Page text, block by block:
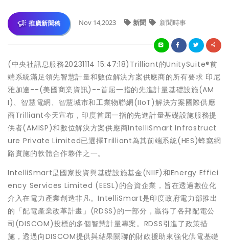
推廣新聞稿 Nov 14,2023 新聞 新聞時事
(中央社訊息服務20231114 15:47:18)Trilliant的UnitySuite®前
端系統滿足領先智慧計量和數位解決方案供應商的所有要求 印尼
雅加達--(美國商業資訊)--首屈一指的先進計量基礎設施(AM
I)、智慧電網、智慧城市和工業物聯網(IIoT)解決方案國際供應
商Trilliant今天宣布，印度首屈一指的先進計量基礎設施服務提
供者(AMISP)和數位解決方案供應商IntelliSmart Infrastruct
ure Private Limited已選擇Trilliant為其前端系統(HES)蜂窩網
路實施的軟體合作夥伴之一。
IntelliSmart是國家投資與基礎設施基金(NIIF)和Energy Effici
ency Services Limited (EESL)的合資企業，旨在透過數位化
介入在電力產業創造非凡。IntelliSmart是印度政府電力部推出
的「配電產業改革計畫」(RDSS)的一部分，贏得了各邦配電公
司(DISCOM)投標的多個智慧計量專案。RDSS引進了政策措
施，透過向DISCOM提供與結果關聯的財政援助來強化供電基礎